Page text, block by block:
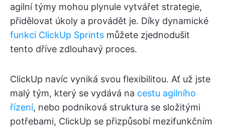
agilní týmy mohou plynule vytvářet strategie,
přidělovat úkoly a provádět je. Díky dynamické
funkci ClickUp Sprints můžete zjednodušit
tento dříve zdlouhavý proces.
ClickUp navíc vyniká svou flexibilitou. Ať už jste
malý tým, který se vydává na cestu agilního
řízení, nebo podniková struktura se složitými
potřebami, ClickUp se přizpůsobí mezifunkčním